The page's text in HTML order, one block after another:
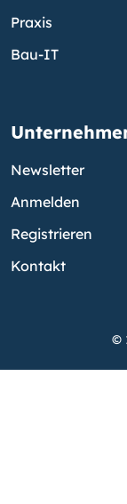
Praxis
Bau-IT
Newsletter
Anmelden
Registrieren
Kontakt
©